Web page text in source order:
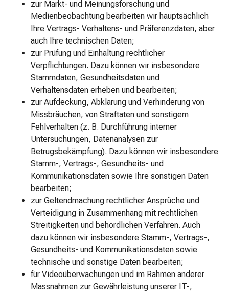
Sexualität
Präservative
&
Gleitmittel
Lovetoys
Sonnenpflege
After
Sun
Selbstbräuner
Sonnenschutz
Wohlbefinden
Alternativtherapie
Massagezubehör
Massage
&
Peeling
Saunaaufguss
Aromakosmetik
Zahnpflege
Elektro
Zahnbürsten
Mundduschen
&
zur Markt- und Meinungsforschung und
Medienbeobachtung bearbeiten wir hauptsächlich
Ihre Vertrags- Verhaltens- und Präferenzdaten, aber
auch Ihre technischen Daten;
zur Prüfung und Einhaltung rechtlicher
Verpflichtungen. Dazu können wir insbesondere
Stammdaten, Gesundheitsdaten und
Verhaltensdaten erheben und bearbeiten;
zur Aufdeckung, Abklärung und Verhinderung von
Missbräuchen, von Straftaten und sonstigem
Fehlverhalten (z. B. Durchführung interner
Untersuchungen, Datenanalysen zur
Betrugsbekämpfung). Dazu können wir insbesondere
Stamm-, Vertrags-, Gesundheits- und
Kommunikationsdaten sowie Ihre sonstigen Daten
bearbeiten;
zur Geltendmachung rechtlicher Ansprüche und
Verteidigung in Zusammenhang mit rechtlichen
Streitigkeiten und behördlichen Verfahren. Auch
dazu können wir insbesondere Stamm-, Vertrags-,
Gesundheits- und Kommunikationsdaten sowie
technische und sonstige Daten bearbeiten;
für Videoüberwachungen und im Rahmen anderer
Massnahmen zur Gewährleistung unserer IT-,